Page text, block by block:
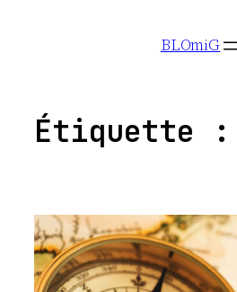
BLOmiG
Étiquette :